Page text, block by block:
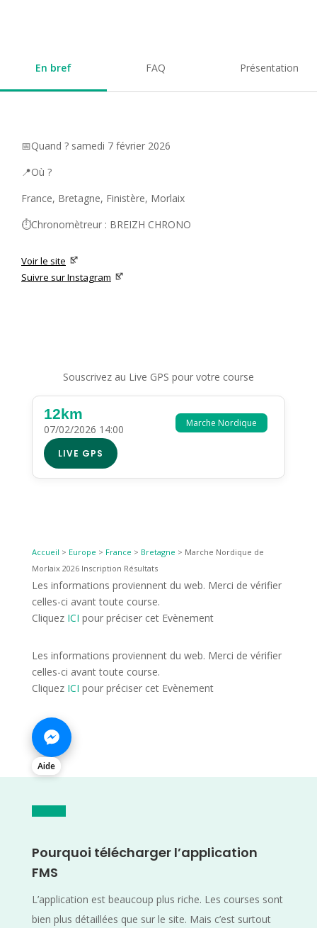
En bref FAQ Présentation
📅Quand ? samedi 7 février 2026
📍Où ?
France, Bretagne, Finistère, Morlaix
⏱️Chronomètreur : BREIZH CHRONO
Voir le site
Suivre sur Instagram
Souscrivez au Live GPS pour votre course
Marche Nordique
12km
07/02/2026 14:00
LIVE GPS
Accueil > Europe > France > Bretagne > Marche Nordique de
Morlaix 2026 Inscription Résultats
Les informations proviennent du web. Merci de vérifier
celles-ci avant toute course.
Cliquez ICI pour préciser cet Evènement
Les informations proviennent du web. Merci de vérifier
celles-ci avant toute course.
Cliquez ICI pour préciser cet Evènement
Aide
Pourquoi télécharger l’application
FMS
L’application est beaucoup plus riche. Les courses sont
bien plus détaillées que sur le site. Mais c’est surtout